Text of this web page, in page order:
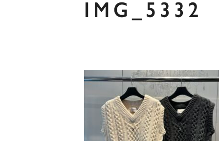
IMG_5332